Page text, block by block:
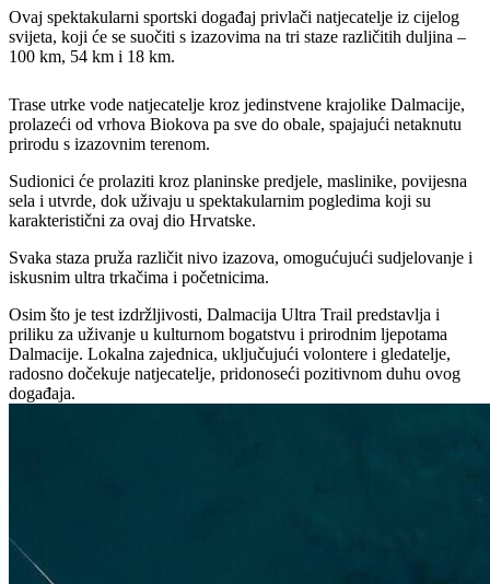
Ovaj spektakularni sportski događaj privlači natjecatelje iz cijelog
svijeta, koji će se suočiti s izazovima na tri staze različitih duljina –
100 km, 54 km i 18 km.
Trase utrke vode natjecatelje kroz jedinstvene krajolike Dalmacije,
prolazeći od vrhova Biokova pa sve do obale, spajajući netaknutu
prirodu s izazovnim terenom.
Sudionici će prolaziti kroz planinske predjele, maslinike, povijesna
sela i utvrde, dok uživaju u spektakularnim pogledima koji su
karakteristični za ovaj dio Hrvatske.
Svaka staza pruža različit nivo izazova, omogućujući sudjelovanje i
iskusnim ultra trkačima i početnicima.
Osim što je test izdržljivosti, Dalmacija Ultra Trail predstavlja i
priliku za uživanje u kulturnom bogatstvu i prirodnim ljepotama
Dalmacije. Lokalna zajednica, uključujući volontere i gledatelje,
radosno dočekuje natjecatelje, pridonoseći pozitivnom duhu ovog
događaja.